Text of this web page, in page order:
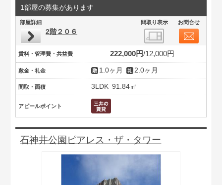
1部屋の募集があります
部屋詳細 間取り表示 お問合せ
2階２０６
賃料・管理費・共益費 222,000円 12,000円
敷金・礼金 1.0ヶ月 2.0ヶ月
間取・面積 3LDK 91.84㎡
アピールポイント
石神井公園ピアレス・ザ・タワー